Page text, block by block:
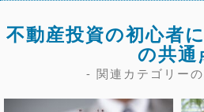
不動産投資の初心者
の共通
- 関連カテゴリー